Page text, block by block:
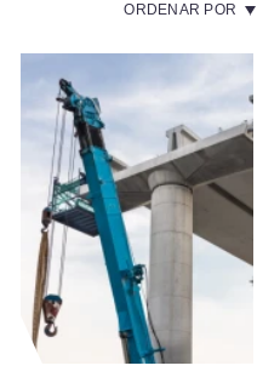
ORDENAR POR